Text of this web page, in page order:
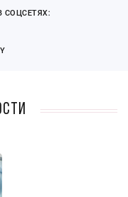
СОЦСЕТЯХ: